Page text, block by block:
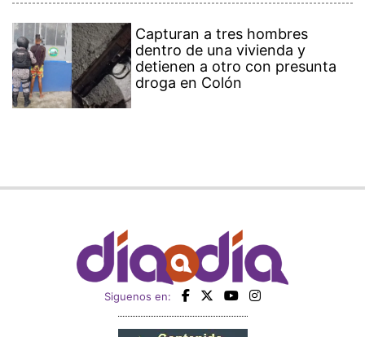
Capturan a tres hombres
dentro de una vivienda y
detienen a otro con presunta
droga en Colón
Siguenos en: